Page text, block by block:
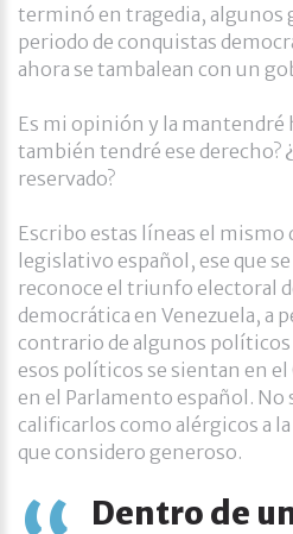
terminó en tragedia, algunos
periodo de conquistas
ahora se tambalean con un
Es mi opinión y la mantendré
también tendré ese derecho?
reservado?
Escribo estas líneas el mismo
legislativo español, ese que
reconoce el triunfo electoral
democrática en Venezuela, a
contrario de algunos políticos
esos políticos se sientan en
en el Parlamento español. No
calificarlos como alérgicos a
que considero generoso.
Dentro de